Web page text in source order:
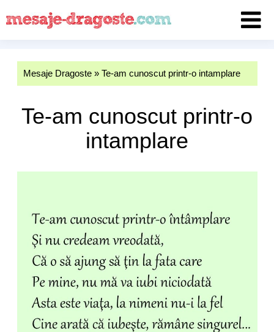
Mesaje Dragoste» Te-am cunoscut printr-o intamplare
Te-am cunoscut printr-o
intamplare